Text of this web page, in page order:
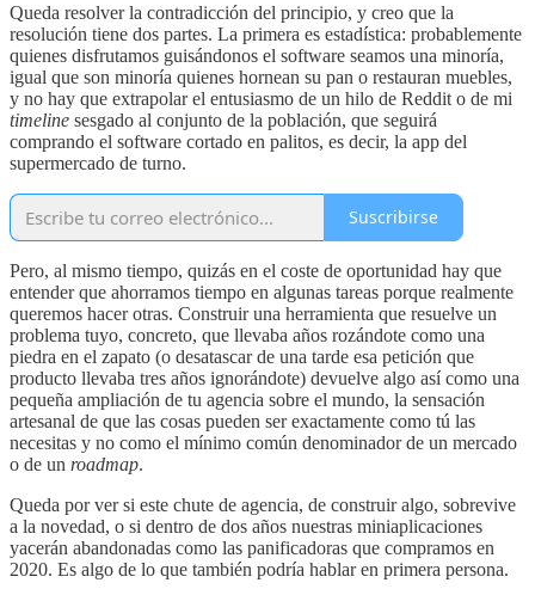
Queda resolver la contradicción del principio, y creo que la
resolución tiene dos partes. La primera es estadística: probablemente
quienes disfrutamos guisándonos el software seamos una minoría,
igual que son minoría quienes hornean su pan o restauran muebles,
y no hay que extrapolar el entusiasmo de un hilo de Reddit o de mi
timeline sesgado al conjunto de la población, que seguirá
comprando el software cortado en palitos, es decir, la app del
supermercado de turno.
Suscribirse
Pero, al mismo tiempo, quizás en el coste de oportunidad hay que
entender que ahorramos tiempo en algunas tareas porque realmente
queremos hacer otras. Construir una herramienta que resuelve un
problema tuyo, concreto, que llevaba años rozándote como una
piedra en el zapato (o desatascar de una tarde esa petición que
producto llevaba tres años ignorándote) devuelve algo así como una
pequeña ampliación de tu agencia sobre el mundo, la sensación
artesanal de que las cosas pueden ser exactamente como tú las
necesitas y no como el mínimo común denominador de un mercado
o de un roadmap.
Queda por ver si este chute de agencia, de construir algo, sobrevive
a la novedad, o si dentro de dos años nuestras miniaplicaciones
yacerán abandonadas como las panificadoras que compramos en
2020. Es algo de lo que también podría hablar en primera persona.